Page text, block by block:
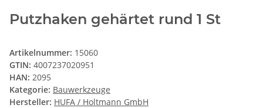
Putzhaken gehärtet rund 1 St
Artikelnummer: 15060
GTIN: 4007237020951
HAN: 2095
Kategorie: Bauwerkzeuge
Hersteller: HUFA / Holtmann GmbH